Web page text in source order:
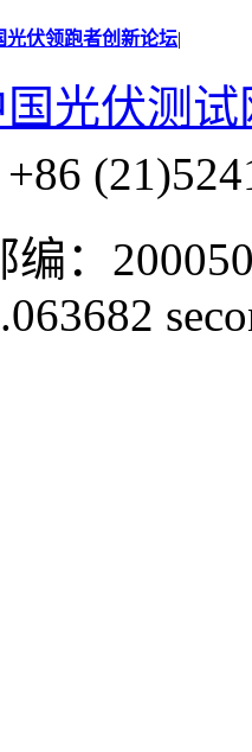
光伏领跑者创新论坛|
国光伏测试
：